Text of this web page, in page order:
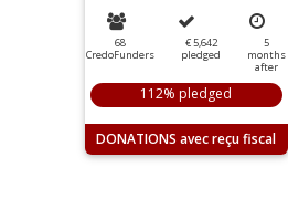
68
CredoFunders
€ 5,642
pledged
5
months
after
112% pledged
DONATIONS